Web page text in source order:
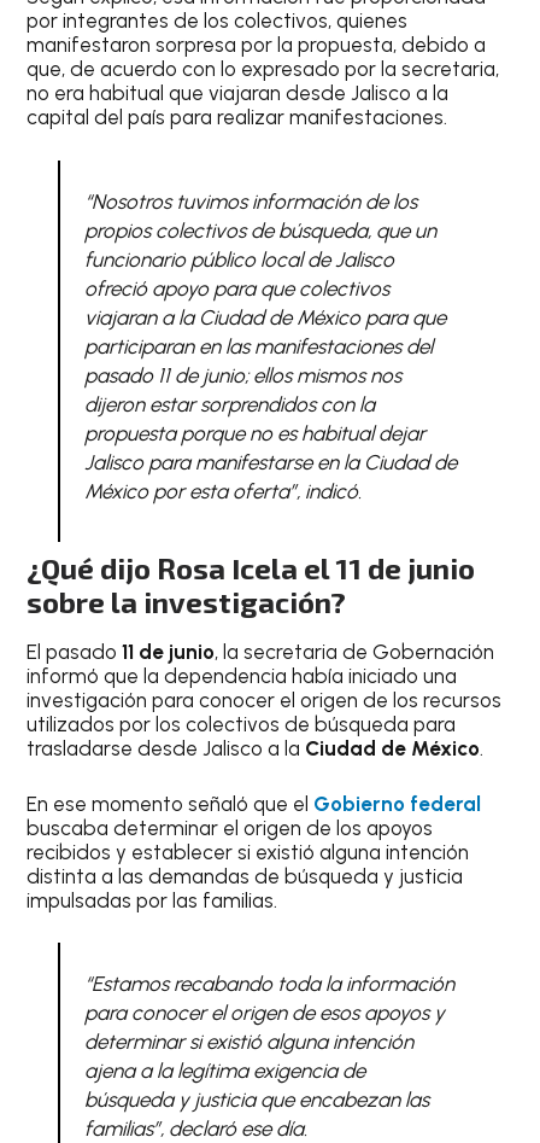
por integrantes de los colectivos, quienes
manifestaron sorpresa por la propuesta, debido a
que, de acuerdo con lo expresado por la secretaria,
no era habitual que viajaran desde Jalisco a la
capital del país para realizar manifestaciones.
“Nosotros tuvimos información de los
propios colectivos de búsqueda, que un
funcionario público local de Jalisco
ofreció apoyo para que colectivos
viajaran a la Ciudad de México para que
participaran en las manifestaciones del
pasado 11 de junio; ellos mismos nos
dijeron estar sorprendidos con la
propuesta porque no es habitual dejar
Jalisco para manifestarse en la Ciudad de
México por esta oferta”, indicó.
¿Qué dijo Rosa Icela el 11 de junio
sobre la investigación?
El pasado11 de junio, la secretaria de Gobernación
informó que la dependencia había iniciado una
investigación para conocer el origen de los recursos
utilizados por los colectivos de búsqueda para
trasladarse desde Jalisco a la Ciudad de México.
En ese momento señaló que el Gobierno federal
buscaba determinar el origen de los apoyos
recibidos y establecer si existió alguna intención
distinta a las demandas de búsqueda y justicia
impulsadas por las familias.
“Estamos recabando toda la información
para conocer el origen de esos apoyos y
determinar si existió alguna intención
ajena a la legítima exigencia de
búsqueda y justicia que encabezan las
familias”, declaró ese día.